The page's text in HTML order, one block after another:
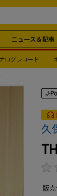
ニュース＆記事
ログレコード
J-
久
販